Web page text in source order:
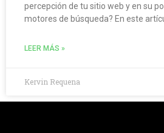
percepción de tu sitio web y en su
motores de búsqueda? En este
LEER MÁS »
Kervin Requena